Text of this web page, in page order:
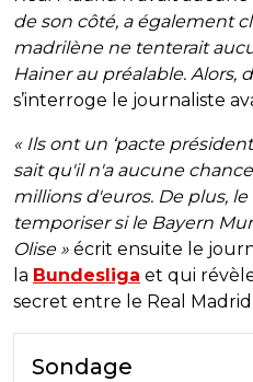
de son côté, a également
madrilène ne tenterait
Hainer au préalable. Alors,
s’interroge le journaliste
« Ils ont un ‘pacte
sait qu'il n'a aucune
millions d'euros. De plus,
temporiser si le Bayern
Olise » écrit ensuite le
la Bundesliga et qui
secret entre le Real
Sondage